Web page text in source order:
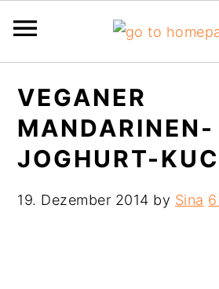
primary
navigation
main
content
primary
sidebar
VEGANER
MANDARINEN-
JOGHURT-
19. Dezember 2014 by Sina